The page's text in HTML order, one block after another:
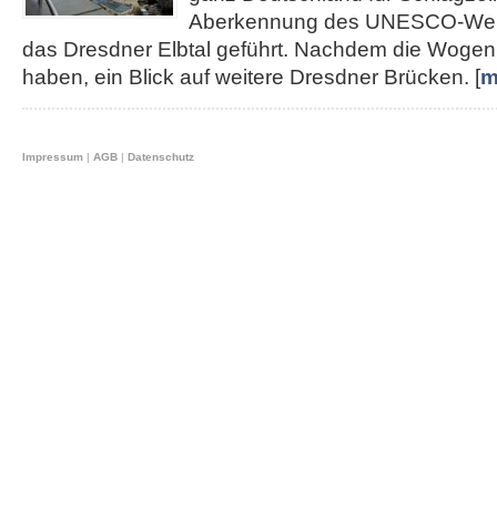
Aberkennung des UNESCO-
das Dresdner Elbtal geführt. Nachdem die
haben, ein Blick auf weitere Dresdner Brücken. [
Impressum | AGB | Datenschutz